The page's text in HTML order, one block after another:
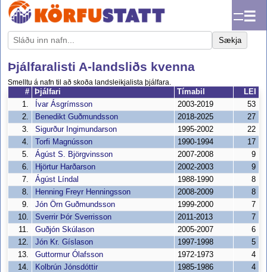
☰
Sækja
Þjálfaralisti A-landsliðs kvenna
Smelltu á nafn til að skoða landsleikjalista þjálfara.
#
Þjálfari Tímabil
LEI
1.
Ívar Ásgrímsson 2003-2019
53
2.
Benedikt Guðmundsson 2018-2025
27
3.
Sigurður Ingimundarson 1995-2002
22
4.
Torfi Magnússon 1990-1994
17
5.
Ágúst S. Björgvinsson 2007-2008
9
6.
Hjörtur Harðarson 2002-2003
9
7.
Ágúst Líndal 1988-1990
8
8.
Henning Freyr Henningsson 2008-2009
8
9.
Jón Örn Guðmundsson 1999-2000
7
10.
Sverrir Þór Sverrisson 2011-2013
7
11.
Guðjón Skúlason 2005-2007
6
12.
Jón Kr. Gíslason 1997-1998
5
13.
Guttormur Ólafsson 1972-1973
4
14.
Kolbrún Jónsdóttir 1985-1986
4